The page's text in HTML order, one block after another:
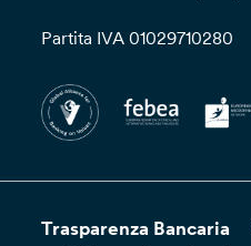
Partita IVA 01029710280
Trasparenza Bancaria